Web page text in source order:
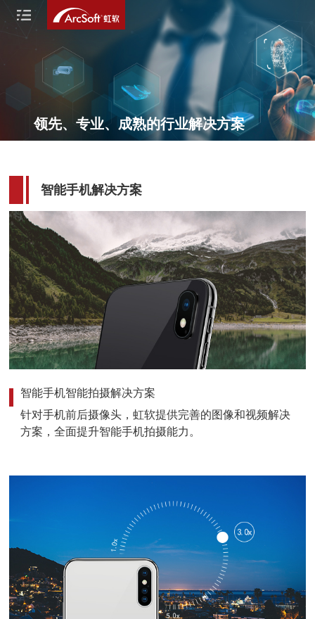
领先、专业、成熟的行业解决方案
智能手机解决方案
智能手机智能拍摄解决方案
针对手机前后摄像头，虹软提供完善的图像和视频解决
方案，全面提升智能手机拍摄能力。